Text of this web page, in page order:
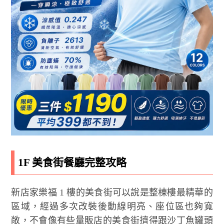
1F 美食街餐廳完整攻略
新店家樂福 1 樓的美食街可以說是整棟樓最精華的
區域，經過多次改裝後動線明亮、座位區也夠寬
敞，不會像有些量販店的美食街擠得跟沙丁魚罐頭